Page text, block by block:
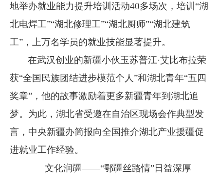
地举办就业能力提升培训活动40多场次，培训 “湖
北电焊工”“湖北修理工”“湖北厨师”“湖北建筑
工” ，上万名学员的就业技能显著提升。
在武汉创业的新疆小伙玉苏普江·艾比布拉荣
获“全国民族团结进步模范个人”和湖北青年“五四
奖章” ，他的故事激励着更多新疆青年到湖北追
梦。为此，湖北省受邀在自治区现场会作典型发
言，中央新疆办简报向全国推介湖北产业援疆促
进就业工作经验。
文化润疆——“鄂疆丝路情”日益深厚